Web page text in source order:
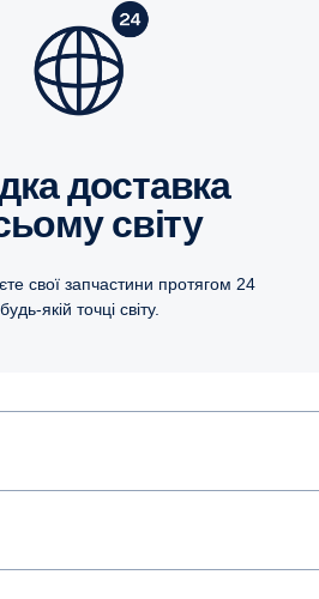
світу
свої запчастини протягом 24
якій точці світу.